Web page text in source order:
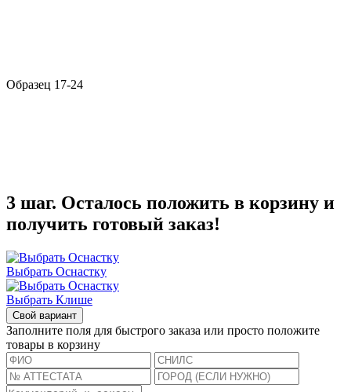
Образец 17-24
3 шаг. Осталось положить в корзину и
получить готовый заказ!
Выбрать Оснастку
Выбрать Клише
Свой вариант
Заполните поля для быстрого заказа или просто положите
товары в корзину